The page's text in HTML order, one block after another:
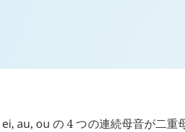
ei,au, ou の 4 つの連続母音が二重